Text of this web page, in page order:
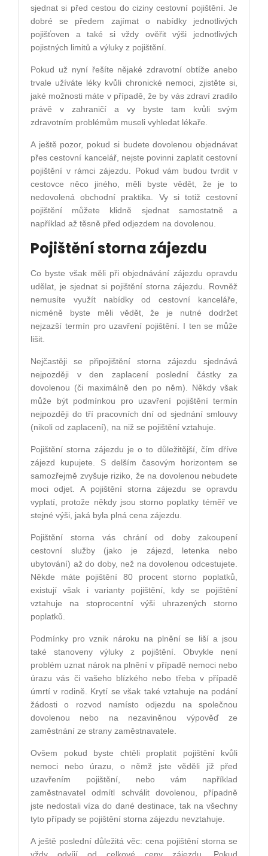
sjednat si před cestou do ciziny cestovní pojištění. Je
dobré se předem zajímat o nabídky jednotlivých
pojišťoven a také si vždy ověřit výši jednotlivých
pojistných limitů a výluky z pojištění.
Pokud už nyní řešíte nějaké zdravotní obtíže anebo
trvale užíváte léky kvůli chronické nemoci, zjistěte si,
jaké možnosti máte v případě, že by vás zdraví zradilo
právě v zahraničí a vy byste tam kvůli svým
zdravotním problémům museli vyhledat lékaře.
A ještě pozor, pokud si budete dovolenou objednávat
přes cestovní kancelář, nejste povinni zaplatit cestovní
pojištění v rámci zájezdu. Pokud vám budou tvrdit v
cestovce něco jiného, měli byste vědět, že je to
nedovolená obchodní praktika. Vy si totiž cestovní
pojištění můžete klidně sjednat samostatně a
například až těsně před odjezdem na dovolenou.
Pojištění storna zájezdu
Co byste však měli při objednávání zájezdu opravdu
udělat, je sjednat si pojištění storna zájezdu. Rovněž
nemusíte využít nabídky od cestovní kanceláře,
nicméně byste měli vědět, že je nutné dodržet
nejzazší termín pro uzavření pojištění. I ten se může
lišit.
Nejčastěji se připojištění storna zájezdu sjednává
nejpozději v den zaplacení poslední částky za
dovolenou (či maximálně den po něm). Někdy však
může být podmínkou pro uzavření pojištění termín
nejpozději do tří pracovních dní od sjednání smlouvy
(nikoli od zaplacení), na niž se pojištění vztahuje.
Pojištění storna zájezdu je o to důležitější, čím dříve
zájezd kupujete. S delším časovým horizontem se
samozřejmě zvyšuje riziko, že na dovolenou nebudete
moci odjet. A pojištění storna zájezdu se opravdu
vyplatí, protože někdy jsou storno poplatky téměř ve
stejné výši, jaká byla plná cena zájezdu.
Pojištění storna vás chrání od doby zakoupení
cestovní služby (jako je zájezd, letenka nebo
ubytování) až do doby, než na dovolenou odcestujete.
Někde máte pojištění 80 procent storno poplatků,
existují však i varianty pojištění, kdy se pojištění
vztahuje na stoprocentní výši uhrazených storno
poplatků.
Podmínky pro vznik nároku na plnění se liší a jsou
také stanoveny výluky z pojištění. Obvykle není
problém uznat nárok na plnění v případě nemoci nebo
úrazu vás či vašeho blízkého nebo třeba v případě
úmrtí v rodině. Krytí se však také vztahuje na podání
žádosti o rozvod namísto odjezdu na společnou
dovolenou nebo na nezaviněnou výpověď ze
zaměstnání ze strany zaměstnavatele.
Ovšem pokud byste chtěli proplatit pojištění kvůli
nemoci nebo úrazu, o němž jste věděli již před
uzavřením pojištění, nebo vám například
zaměstnavatel odmítl schválit dovolenou, případně
jste nedostali víza do dané destinace, tak na všechny
tyto případy se pojištění storna zájezdu nevztahuje.
A ještě poslední důležitá věc: cena pojištění storna se